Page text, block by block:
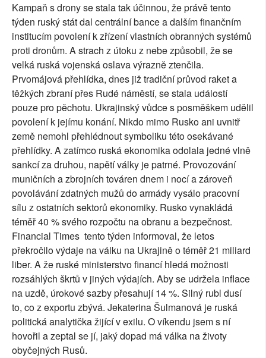
Kampaň s drony se stala tak účinnou, že právě tento
týden ruský stát dal centrální bance a dalším finančním
institucím povolení k zřízení vlastních obranných systémů
proti dronům. A strach z útoku z nebe způsobil, že se
velká ruská vojenská oslava výrazně ztenčila.
Prvomájová přehlídka, dnes již tradiční průvod raket a
těžkých zbraní přes Rudé náměstí, se stala událostí
pouze pro pěchotu. Ukrajinský vůdce s posměškem udělil
povolení k jejímu konání. Nikdo mimo Rusko ani uvnitř
země nemohl přehlédnout symboliku této osekávané
přehlídky. A zatímco ruská ekonomika odolala jedné vlně
sankcí za druhou, napětí války je patrné. Provozování
muničních a zbrojních továren dnem i nocí a zároveň
povolávání zdatných mužů do armády vysálo pracovní
sílu z ostatních sektorů ekonomiky. Rusko vynakládá
téměř 40 % svého rozpočtu na obranu a bezpečnost.
Financial Times tento týden informoval, že letos
překročilo výdaje na válku na Ukrajině o téměř 21 miliard
liber. A že ruské ministerstvo financí hledá možnosti
rozsáhlých škrtů v jiných výdajích. Aby se udržela inflace
na uzdě, úrokové sazby přesahují 14 %. Silný rubl dusí
to, co z exportu zbývá. Jekaterina Šulmanová je ruská
politická analytička žijící v exilu. O víkendu jsem s ní
hovořil a zeptal se jí, jaký dopad má válka na životy
obyčejných Rusů.